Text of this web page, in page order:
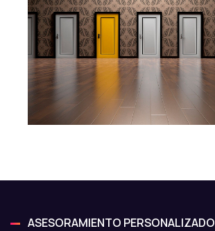
ASESORAMIENTO PERSONALIZADO